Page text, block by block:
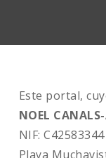
Este portal,
NOEL
NIF:
Playa